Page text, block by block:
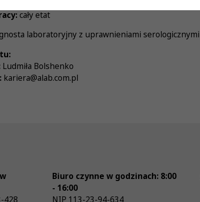
cały etat
laboratoryjny z uprawnieniami serologicznymi
Ludmiła Bolshenko
kariera@alab.com.pl
428
Biuro czynne w godzinach: 8:00
- 16:00
NIP 113-23-94-634